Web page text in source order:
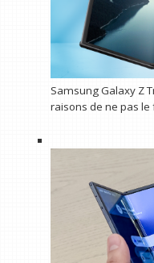
Samsung Galaxy Z
raisons de ne pas le